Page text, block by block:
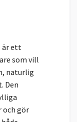
är ett
som vill
naturlig
Den
gör